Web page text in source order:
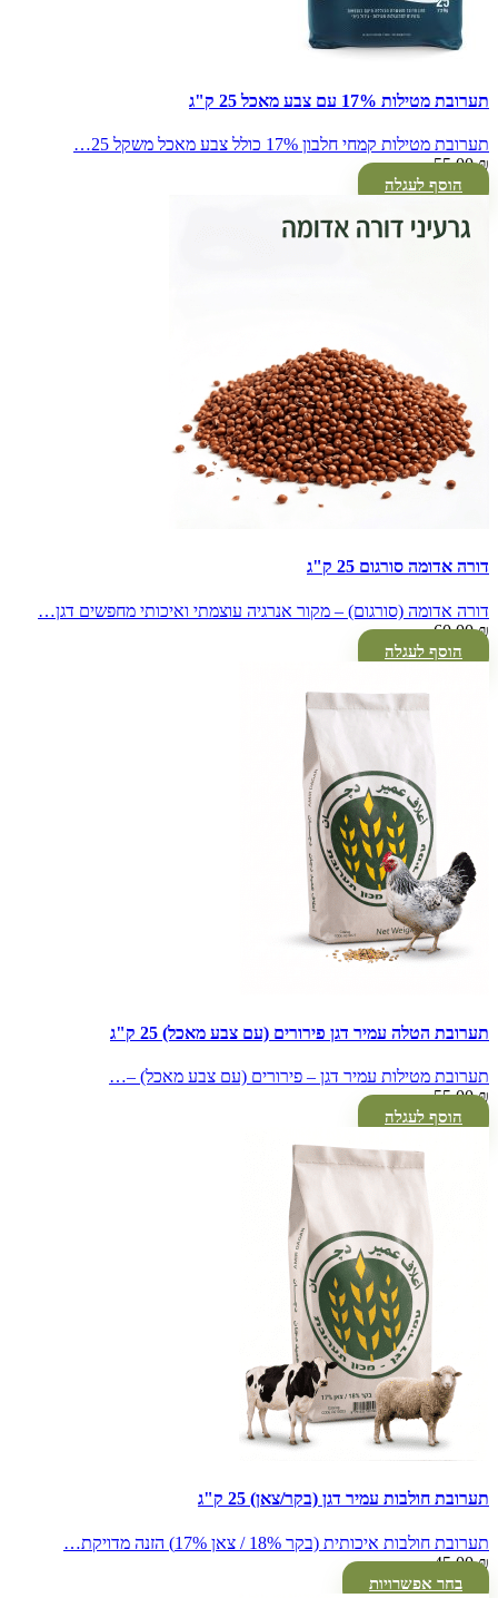
תערובת מטילות 17% עם צבע מאכל 25 ק"ג
תערובת מטילות קמחי חלבון 17% כולל צבע מאכל משקל 25…
55.00₪
הוסף לעגלה
דורה אדומה סורגום 25 ק"ג
דורה אדומה (סורגום) – מקור אנרגיה עוצמתי ואיכותי מחפשים דגן…
60.00₪
הוסף לעגלה
תערובת הטלה עמיר דגן פירורים (עם צבע מאכל) 25 ק"ג
תערובת מטילות עמיר דגן – פירורים (עם צבע מאכל) –…
55.00₪
הוסף לעגלה
תערובת חולבות עמיר דגן (בקר/צאן) 25 ק"ג
תערובת חולבות איכותית (בקר 18% / צאן 17%) הזנה מדויקת…
45.00₪
בחר אפשרויות